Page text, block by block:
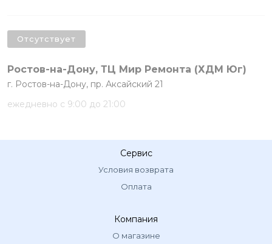
Ростов-на-Дону, ТЦ Мир Ремонта (ХДМ Юг)
г. Ростов-на-Дону, пр. Аксайский 21
ежедневно с 9:00 до 21:00
Отсутствует
Сервис
Условия возврата
Оплата
Компания
О магазине